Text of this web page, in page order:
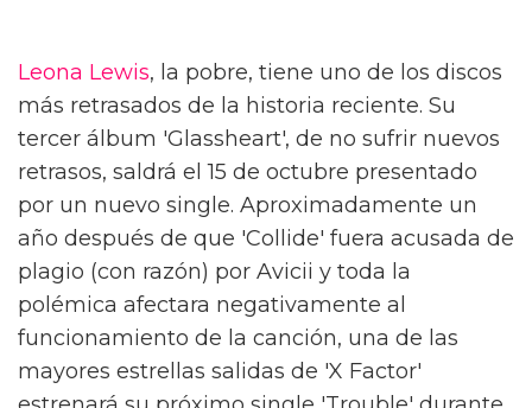
Leona Lewis, la pobre, tiene uno de los discos
más retrasados de la historia reciente. Su
tercer álbum 'Glassheart', de no sufrir nuevos
retrasos, saldrá el 15 de octubre presentado
por un nuevo single. Aproximadamente un
año después de que 'Collide' fuera acusada de
plagio (con razón) por Avicii y toda la
polémica afectara negativamente al
funcionamiento de la canción, una de las
mayores estrellas salidas de 'X Factor'